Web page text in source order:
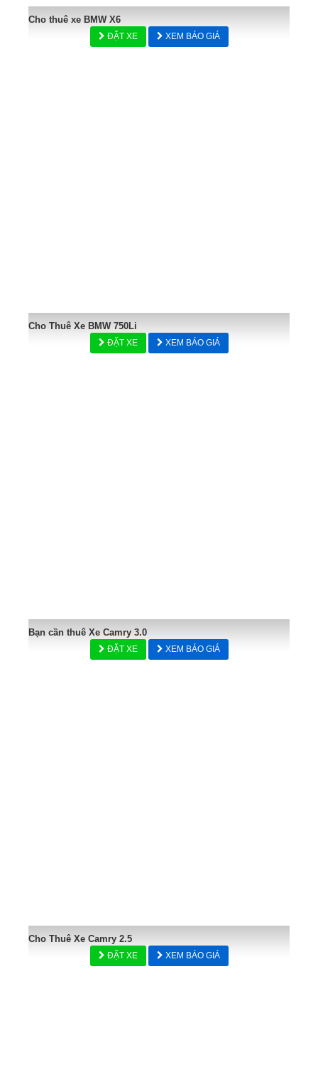
Cho thuê xe BMW X6
ĐẶT XE XEM BÁO GIÁ
Cho Thuê Xe BMW 750Li
ĐẶT XE XEM BÁO GIÁ
Bạn cần thuê Xe Camry 3.0
ĐẶT XE XEM BÁO GIÁ
Cho Thuê Xe Camry 2.5
ĐẶT XE XEM BÁO GIÁ